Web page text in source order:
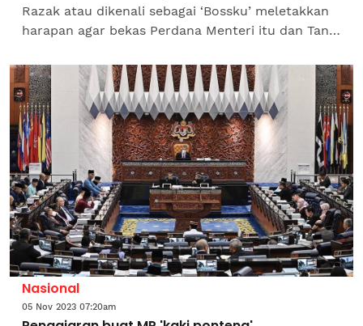
Razak atau dikenali sebagai ‘Bossku’ meletakkan
harapan agar bekas Perdana Menteri itu dan Tan
dan...
Nasional
05 Nov 2023 07:20am